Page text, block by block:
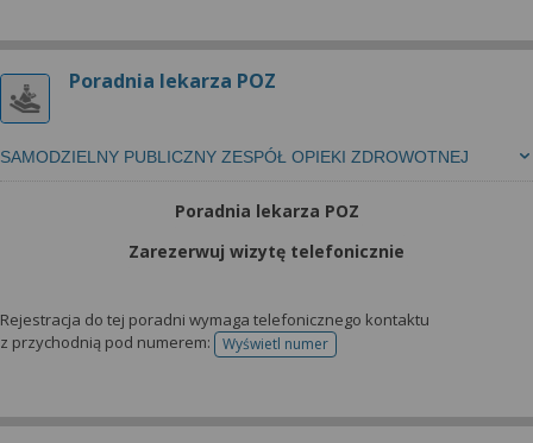
Poradnia lekarza POZ
SAMODZIELNY PUBLICZNY ZESPÓŁ OPIEKI ZDROWOTNEJ
Poradnia lekarza POZ
Zarezerwuj wizytę telefonicznie
Rejestracja do tej poradni wymaga telefonicznego kontaktu
z przychodnią pod numerem:
Wyświetl numertelefonu do rejestracji